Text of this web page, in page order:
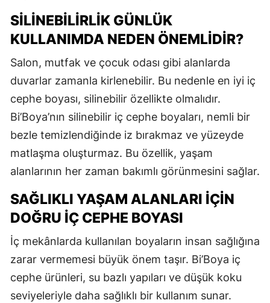
SILINEBILIRLIK GÜNLÜK
KULLANIMDA NEDEN ÖNEMLIDIR?
Salon, mutfak ve çocuk odası gibi alanlarda
duvarlar zamanla kirlenebilir. Bu nedenle en iyi iç
cephe boyası, silinebilir özellikte olmalıdır.
Bi’Boya’nın silinebilir iç cephe boyaları, nemli bir
bezle temizlendiğinde iz bırakmaz ve yüzeyde
matlaşma oluşturmaz. Bu özellik, yaşam
alanlarının her zaman bakımlı görünmesini sağlar.
SAĞLIKLI YAŞAM ALANLARI İÇIN
DOĞRU İÇ CEPHE BOYASI
İç mekânlarda kullanılan boyaların insan sağlığına
zarar vermemesi büyük önem taşır. Bi’Boya iç
cephe ürünleri, su bazlı yapıları ve düşük koku
seviyeleriyle daha sağlıklı bir kullanım sunar.